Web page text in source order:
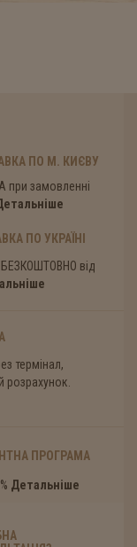
ПО М. КИЄВУ
при замовленні
ПО УКРАЇНІ
від
термінал,
розрахунок.
ПРОГРАМА
Детальніше